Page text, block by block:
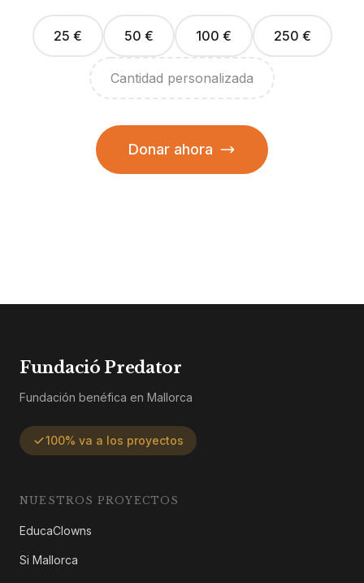
25 € 50 € 100 € 250 €
Cantidad personalizada
Donar ahora
Fundació Predator
Fundación benéfica en Mallorca
100% va a los proyectos
NUESTROS PROYECTOS
EducaClowns
Si Mallorca